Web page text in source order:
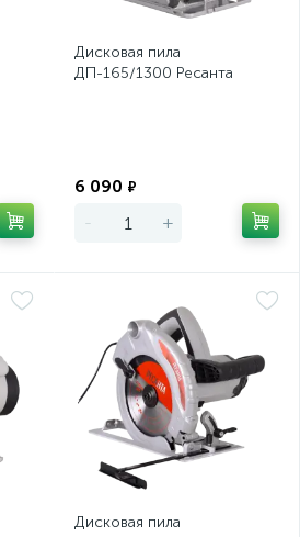
Дисковая пила
ДП-165/1300 Ресанта
6 090 ₽
- +
Дисковая пила